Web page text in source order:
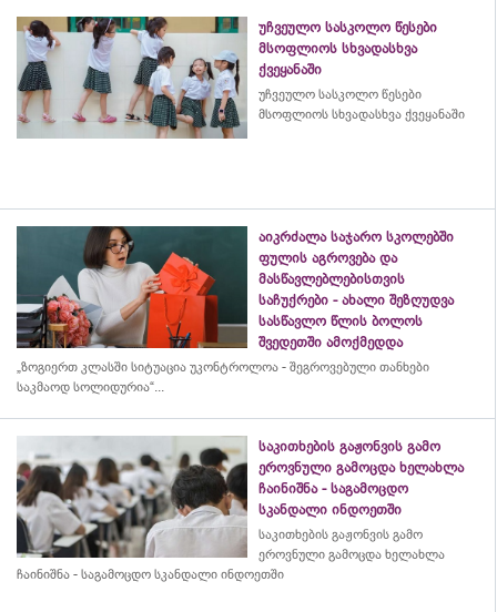
უჩვეულო სასკოლო წესები
მსოფლიოს სხვადასხვა
ქვეყანაში
უჩვეულო სასკოლო წესები
მსოფლიოს სხვადასხვა ქვეყანაში
აიკრძალა საჯარო სკოლებში
ფულის აგროვება და
მასწავლებლებისთვის
საჩუქრები - ახალი შეზღუდვა
სასწავლო წლის ბოლოს
შვედეთში ამოქმედდა
„ზოგიერთ კლასში სიტუაცია უკონტროლოა - შეგროვებული თანხები
საკმაოდ სოლიდურია“...
საკითხების გაჟონვის გამო
ეროვნული გამოცდა ხელახლა
ჩაინიშნა - საგამოცდო
სკანდალი ინდოეთში
საკითხების გაჟონვის გამო
ეროვნული გამოცდა ხელახლა
ჩაინიშნა - საგამოცდო სკანდალი ინდოეთში